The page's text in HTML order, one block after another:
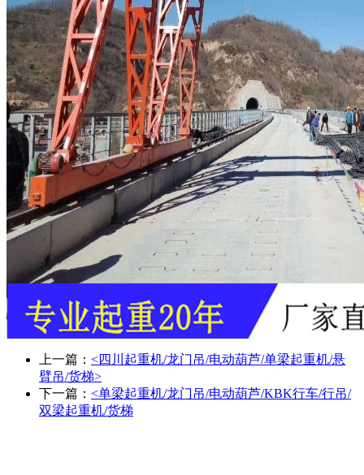
上一篇： <四川起重机/龙门吊/电动葫芦/单梁起重机/悬
臂吊/货梯>
下一篇： <单梁起重机/龙门吊/电动葫芦/KBK行车/行吊/
双梁起重机/货梯